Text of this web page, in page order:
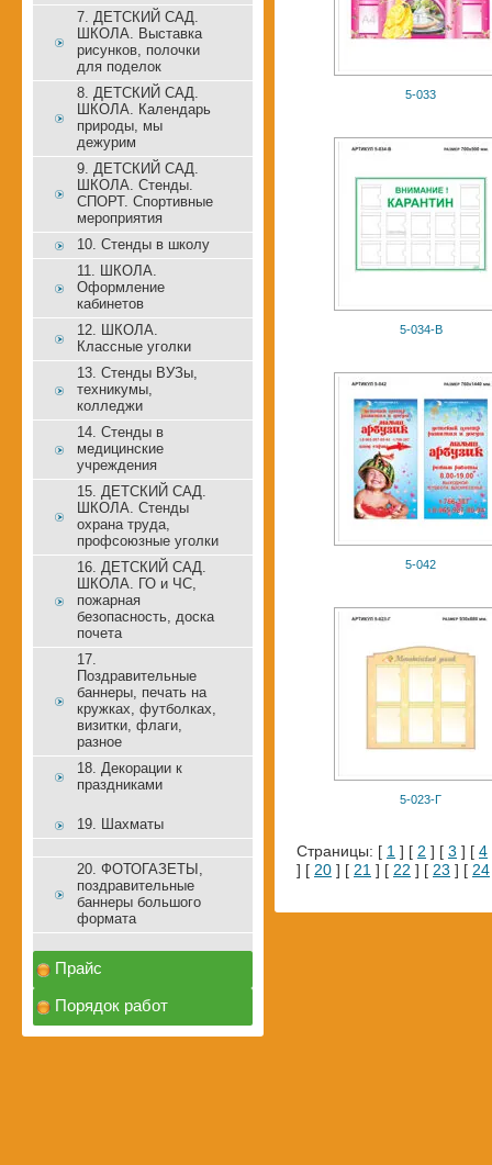
5-033
5-034-В
5-042
5-023-Г
Страницы: [ 1 ] [ 2 ] [ 3 ] [ 4
] [ 20 ] [ 21 ] [ 22 ] [ 23 ] [ 24
7. ДЕТСКИЙ САД.
ШКОЛА. Выставка
рисунков, полочки
для поделок
8. ДЕТСКИЙ САД.
ШКОЛА. Календарь
природы, мы
дежурим
9. ДЕТСКИЙ САД.
ШКОЛА. Стенды.
СПОРТ. Спортивные
мероприятия
10. Стенды в школу
11. ШКОЛА.
Оформление
кабинетов
12. ШКОЛА.
Классные уголки
13. Стенды ВУЗы,
техникумы,
колледжи
14. Стенды в
медицинские
учреждения
15. ДЕТСКИЙ САД.
ШКОЛА. Стенды
охрана труда,
профсоюзные уголки
16. ДЕТСКИЙ САД.
ШКОЛА. ГО и ЧС,
пожарная
безопасность, доска
почета
17.
Поздравительные
баннеры, печать на
кружках, футболках,
визитки, флаги,
разное
18. Декорации к
праздниками
19. Шахматы
20. ФОТОГАЗЕТЫ,
поздравительные
баннеры большого
формата
Прайс
Порядок работ